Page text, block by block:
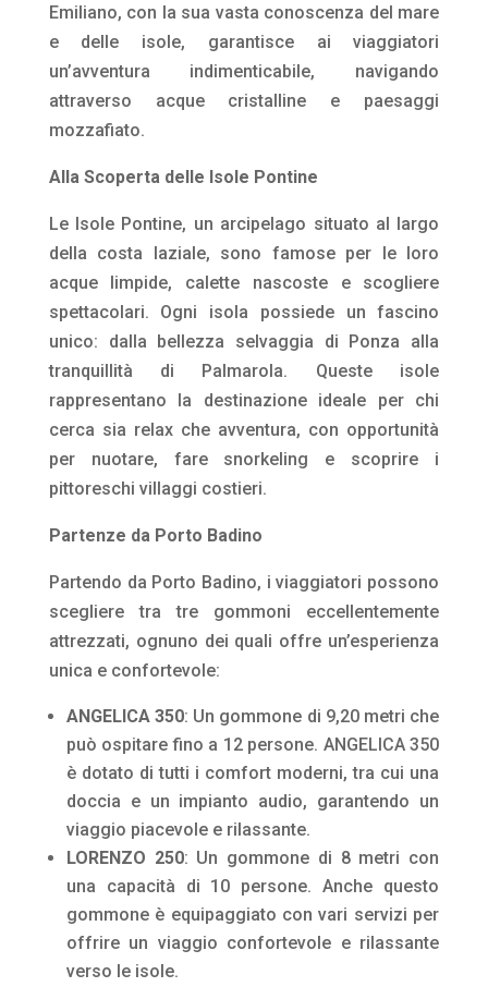
Emiliano, con la sua vasta conoscenza del mare
e delle isole, garantisce ai viaggiatori
un’avventura indimenticabile, navigando
attraverso acque cristalline e paesaggi
mozzafiato.
Alla Scoperta delle Isole Pontine
Le Isole Pontine, un arcipelago situato al largo
della costa laziale, sono famose per le loro
acque limpide, calette nascoste e scogliere
spettacolari. Ogni isola possiede un fascino
unico: dalla bellezza selvaggia di Ponza alla
tranquillità di Palmarola. Queste isole
rappresentano la destinazione ideale per chi
cerca sia relax che avventura, con opportunità
per nuotare, fare snorkeling e scoprire i
pittoreschi villaggi costieri.
Partenze da Porto Badino
Partendo da Porto Badino, i viaggiatori possono
scegliere tra tre gommoni eccellentemente
attrezzati, ognuno dei quali offre un’esperienza
unica e confortevole:
ANGELICA 350: Un gommone di 9,20 metri che
può ospitare fino a 12 persone. ANGELICA 350
è dotato di tutti i comfort moderni, tra cui una
doccia e un impianto audio, garantendo un
viaggio piacevole e rilassante.
LORENZO 250: Un gommone di 8 metri con
una capacità di 10 persone. Anche questo
gommone è equipaggiato con vari servizi per
offrire un viaggio confortevole e rilassante
verso le isole.